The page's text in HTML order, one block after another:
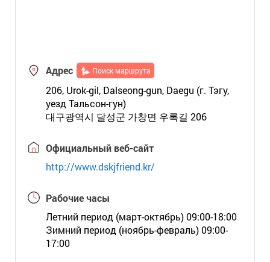
Адрес Поиск маршрута
206, Urok-gil, Dalseong-gun, Daegu (г. Тэгу,
уезд Тальсон-гун)
대구광역시 달성군 가창면 우록길 206
Официальный веб-сайт
http://www.dskjfriend.kr/
Рабочие часы
Летний период (март-октябрь) 09:00-18:00
Зимний период (ноябрь-февраль) 09:00-
17:00